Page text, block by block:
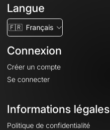
Langue
🇫🇷 Français
Connexion
Créer un compte
Se connecter
Informations légales
Politique de confidentialité